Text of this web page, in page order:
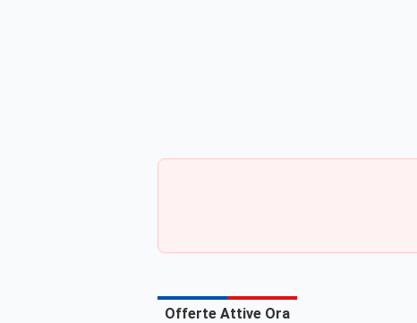
Offerte Attive Ora